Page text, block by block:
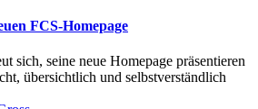
FCS-Homepage
sich, seine neue Homepage präsentieren
übersichtlich und selbstverständlich